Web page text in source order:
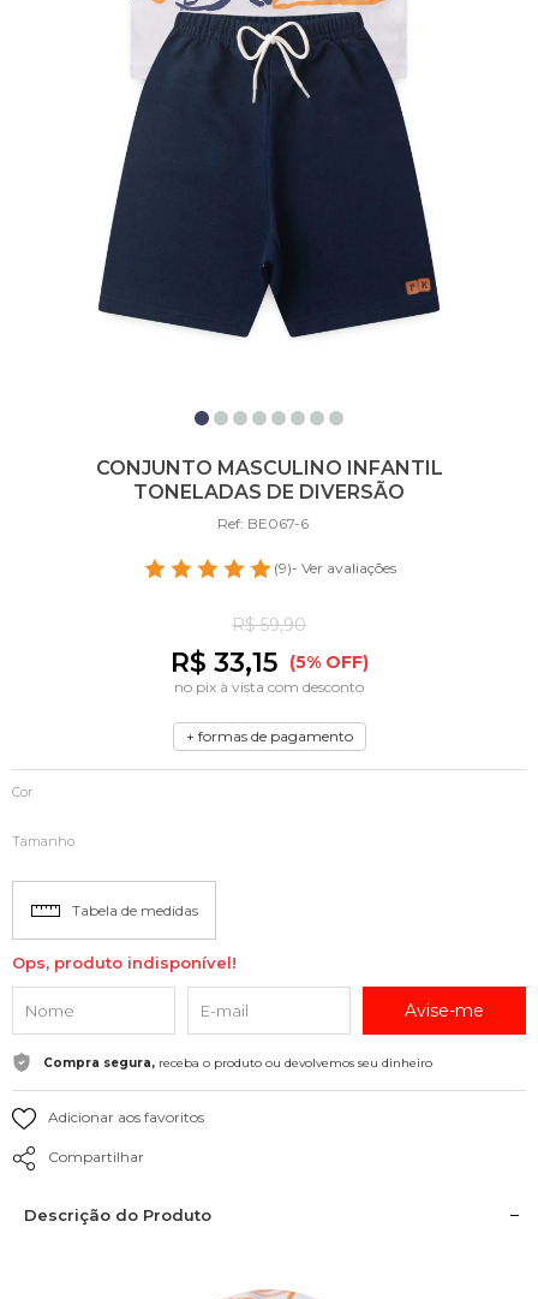
CONJUNTO MASCULINO INFANTIL
TONELADAS DE DIVERSÃO
Ref: BE067-6
(9)- Ver avaliações
R$ 59,90
R$ 33,15 (5% OFF)
no pix à vista com desconto
+ formas de pagamento
Cor
Tamanho
Tabela de medidas
Ops, produto indisponível!
Avise-me
Compra segura, receba o produto ou devolvemos seu dinheiro
Adicionar aos favoritos
Compartilhar
Descrição do Produto